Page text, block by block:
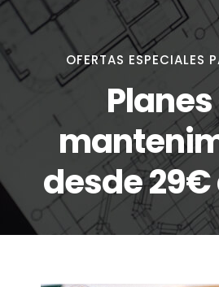
OFERTAS ESPECIALES
desde 29€